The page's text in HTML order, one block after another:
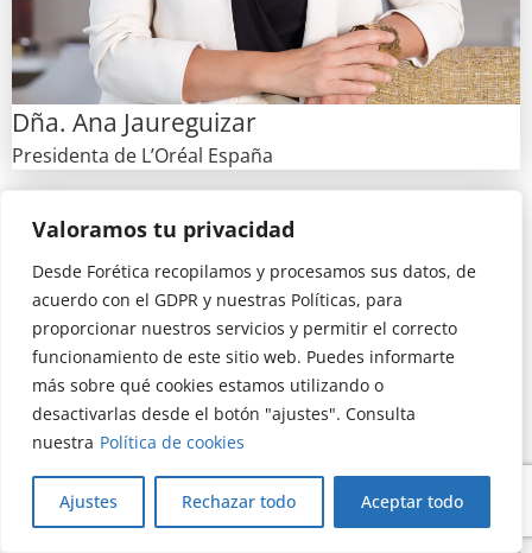
Valoramos tu privacidad
Desde Forética recopilamos y procesamos sus datos, de
acuerdo con el GDPR y nuestras Políticas, para
proporcionar nuestros servicios y permitir el correcto
funcionamiento de este sitio web. Puedes informarte
más sobre qué cookies estamos utilizando o
desactivarlas desde el botón "ajustes". Consulta
nuestra Política de cookies
Ajustes Rechazar todo Aceptar todo
Dña. Ana Jaureguizar
Presidenta de L’Oréal España